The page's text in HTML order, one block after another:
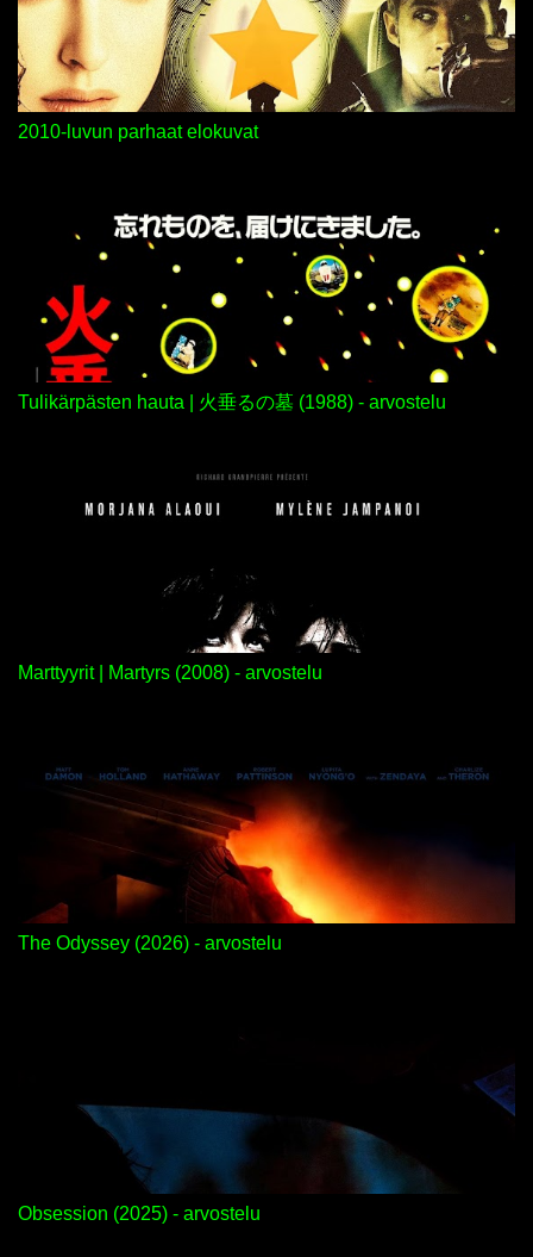
2010-luvun parhaat elokuvat
Tulikärpästen hauta | 火垂るの墓 (1988) - arvostelu
Marttyyrit | Martyrs (2008) - arvostelu
The Odyssey (2026) - arvostelu
Obsession (2025) - arvostelu